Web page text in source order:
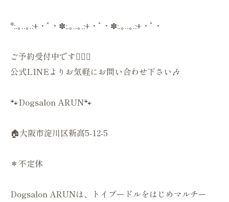
*:.｡..｡.:+・ﾟ・✽:.｡..｡.:+・ﾟ・✽:.｡..｡.:+・ﾟ・
ご予約受付中です💁🏻‍♀️
公式LINEよりお気軽にお問い合わせ下さい🎶
🐾Dogsalon ARUN🐾
🏠大阪市淀川区新高5-12-5
＊不定休
Dogsalon ARUNは、トイプードルをはじめマルチー